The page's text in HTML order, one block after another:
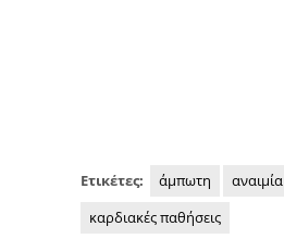
Ετικέτες: άμπωτη
αναιμία
καρδιακές παθήσεις